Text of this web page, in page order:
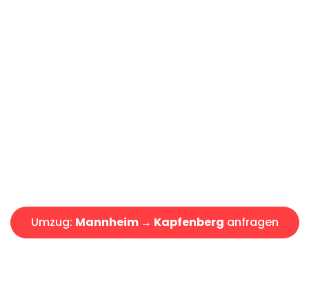
Umzug: Mannheim → Kapfenberg anfragen